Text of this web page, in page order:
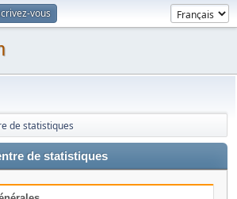
vous
de statistiques
de statistiques